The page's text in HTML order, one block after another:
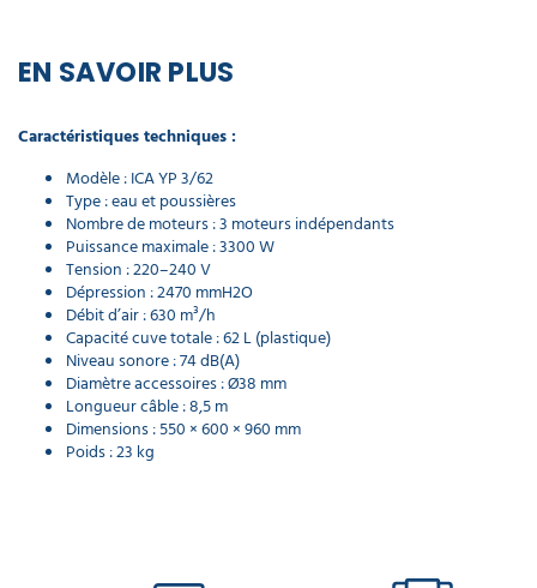
EN SAVOIR PLUS
Caractéristiques techniques :
Modèle : ICA YP 3/62
Type : eau et poussières
Nombre de moteurs : 3 moteurs indépendants
Puissance maximale : 3300 W
Tension : 220–240 V
Dépression : 2470 mmH2O
Débit d’air : 630 m³/h
Capacité cuve totale : 62 L (plastique)
Niveau sonore : 74 dB(A)
Diamètre accessoires : Ø38 mm
Longueur câble : 8,5 m
Dimensions : 550 × 600 × 960 mm
Poids : 23 kg